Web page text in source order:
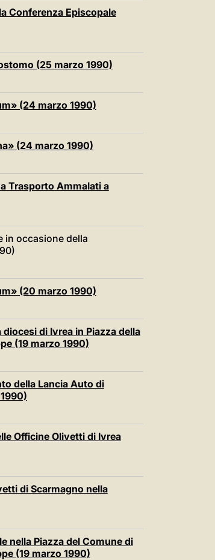
Conferenza Episcopale
(25 marzo 1990)
(24 marzo 1990)
(24 marzo 1990)
Trasporto Ammalati a
in occasione della
(20 marzo 1990)
di Ivrea in Piazza della
(19 marzo 1990)
della Lancia Auto di
Officine Olivetti di Ivrea
di Scarmagno nella
nella Piazza del Comune di
(19 marzo 1990)